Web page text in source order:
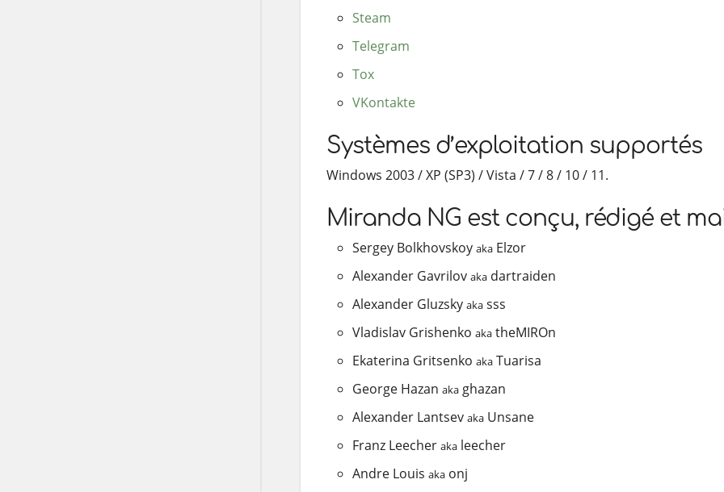
Steam
Telegram
Tox
VKontakte
Systèmes d’exploitation supportés
Windows 2003 / XP (SP3) / Vista / 7 / 8 / 10 / 11.
Miranda NG est conçu, rédigé et
Sergey Bolkhovskoy aka Elzor
Alexander Gavrilov aka dartraiden
Alexander Gluzsky aka sss
Vladislav Grishenko aka theMIROn
Ekaterina Gritsenko aka Tuarisa
George Hazan aka ghazan
Alexander Lantsev aka Unsane
Franz Leecher aka leecher
Andre Louis aka onj